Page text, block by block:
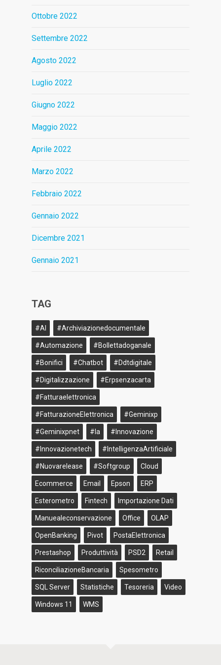
Ottobre 2022
Settembre 2022
Agosto 2022
Luglio 2022
Giugno 2022
Maggio 2022
Aprile 2022
Marzo 2022
Febbraio 2022
Gennaio 2022
Dicembre 2021
Gennaio 2021
TAG
#AI #archiviazionedocumentale
#Automazione #bollettadoganale
#bonifici #Chatbot #ddtdigitale
#Digitalizzazione #erpsenzacarta
#fatturaelettronica
#FatturazioneElettronica #geminixp
#geminixpnet #ia #innovazione
#innovazionetech #IntelligenzaArtificiale
#nuovarelease #softgroup Cloud
Ecommerce Email Epson ERP
Esterometro Fintech Importazione Dati
Manuealeconservazione Office OLAP
OpenBanking Pivot PostaElettronica
Prestashop Produttività PSD2 Retail
RiconciliazioneBancaria Spesometro
SQL Server Statistiche Tesoreria Video
Windows 11 WMS